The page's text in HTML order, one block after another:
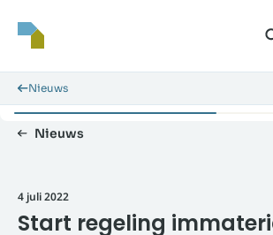
Nieuws
Nieuws
4 juli 2022
Start regeling